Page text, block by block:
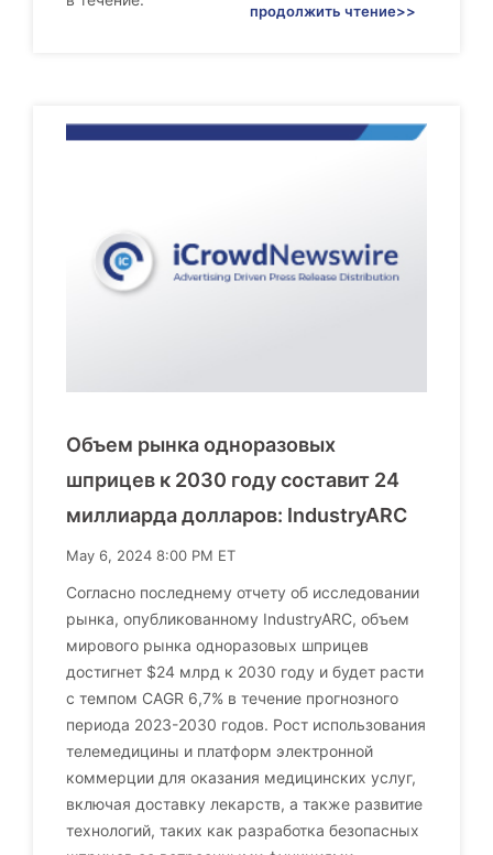
продолжить чтение>>
Объем рынка одноразовых
шприцев к 2030 году составит 24
миллиарда долларов: IndustryARC
May 6, 2024 8:00 PM ET
Согласно последнему отчету об исследовании
рынка, опубликованному IndustryARC, объем
мирового рынка одноразовых шприцев
достигнет $24 млрд к 2030 году и будет расти
с темпом CAGR 6,7% в течение прогнозного
периода 2023-2030 годов. Рост использования
телемедицины и платформ электронной
коммерции для оказания медицинских услуг,
включая доставку лекарств, а также развитие
технологий, таких как разработка безопасных